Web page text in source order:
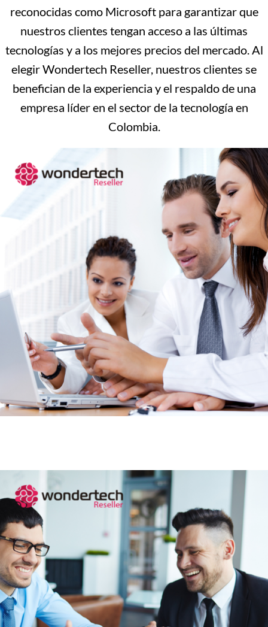
reconocidas como Microsoft para garantizar que
nuestros clientes tengan acceso a las últimas
tecnologías y a los mejores precios del mercado. Al
elegir Wondertech Reseller, nuestros clientes se
benefician de la experiencia y el respaldo de una
empresa líder en el sector de la tecnología en
Colombia.